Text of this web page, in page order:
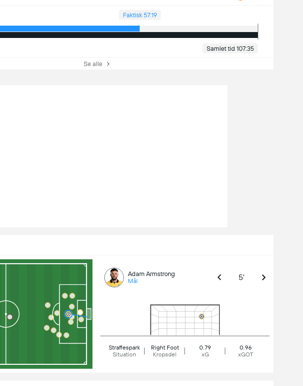
Faktisk 57:19
Samlet tid 107:35
Se alle
Adam Armstrong
Mål 5'
Straffespark
Situation
Right Foot
Kropsdel
0.79
xG
0.96
xGOT